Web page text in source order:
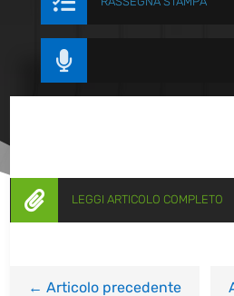

 LEGGI ARTICOLO COMPLETO
←Articolo precedente